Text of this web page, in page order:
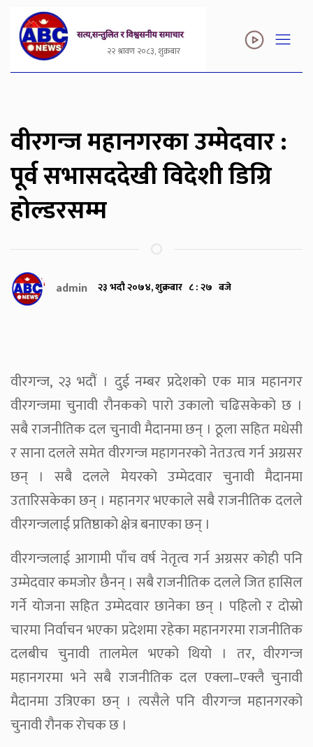
२२ श्रावण २०८३, शुक्रबार
वीरगन्ज महानगरका उम्मेदवार :
पूर्व सभासददेखी विदेशी डिग्रि
होल्डरसम्म
admin २३ भदौ २०७४, शुक्रबार ८ : २७ बजे
वीरगन्ज, २३ भदौं । दुई नम्बर प्रदेशको एक मात्र महानगर
वीरगन्जमा चुनावी रौनकको पारो उकालो चढिसकेको छ ।
सबै राजनीतिक दल चुनावी मैदानमा छन् । ठूला सहित मधेसी
र साना दलले समेत वीरगन्ज महागनरको नेतउत्व गर्न अग्रसर
छन् । सबै दलले मेयरको उम्मेदवार चुनावी मैदानमा
उतारिसकेका छन् । महानगर भएकाले सबै राजनीतिक दलले
वीरगन्जलाई प्रतिष्ठाको क्षेत्र बनाएका छन् ।
वीरगन्जलाई आगामी पाँच वर्ष नेतृत्व गर्न अग्रसर कोही पनि
उम्मेदवार कमजोर छैनन् । सबै राजनीतिक दलले जित हासिल
गर्ने योजना सहित उम्मेदवार छानेका छन् । पहिलो र दोस्रो
चारमा निर्वाचन भएका प्रदेशमा रहेका महानगरमा राजनीतिक
दलबीच चुनावी तालमेल भएको थियो । तर, वीरगन्ज
महानगरमा भने सबै राजनीतिक दल एक्ला–एक्लै चुनावी
मैदानमा उत्रिएका छन् । त्यसैले पनि वीरगन्ज महानगरको
चुनावी रौनक रोचक छ ।